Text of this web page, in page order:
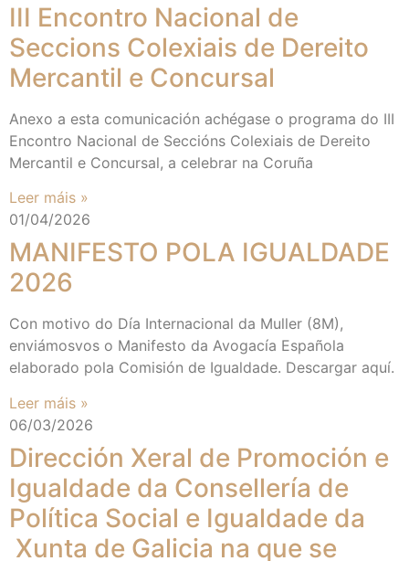
III Encontro Nacional de
Seccions Colexiais de Dereito
Mercantil e Concursal
Anexo a esta comunicación achégase o programa do III
Encontro Nacional de Seccións Colexiais de Dereito
Mercantil e Concursal, a celebrar na Coruña
Leer máis »
01/04/2026
MANIFESTO POLA IGUALDADE
2026
Con motivo do Día Internacional da Muller (8M),
enviámosvos o Manifesto da Avogacía Española
elaborado pola Comisión de Igualdade. Descargar aquí.
Leer máis »
06/03/2026
Dirección Xeral de Promoción e
Igualdade da Consellería de
Política Social e Igualdade da
Xunta de Galicia na que se